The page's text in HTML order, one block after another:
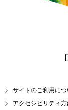
サイトのご利用につ
アクセシビリティ方